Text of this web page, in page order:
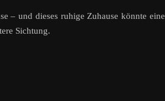
– und dieses ruhige Zuhause könnte eine
Sichtung.